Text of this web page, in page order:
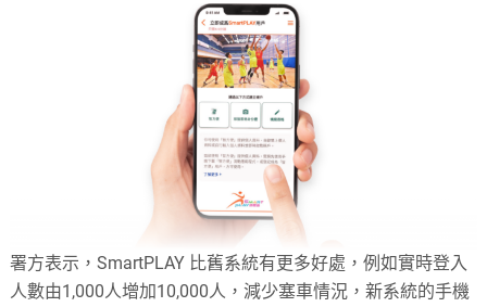
署方表示，SmartPLAY 比舊系統有更多好處，例如實時登入
人數由1,000人增加10,000人，減少塞車情況，新系統的手機